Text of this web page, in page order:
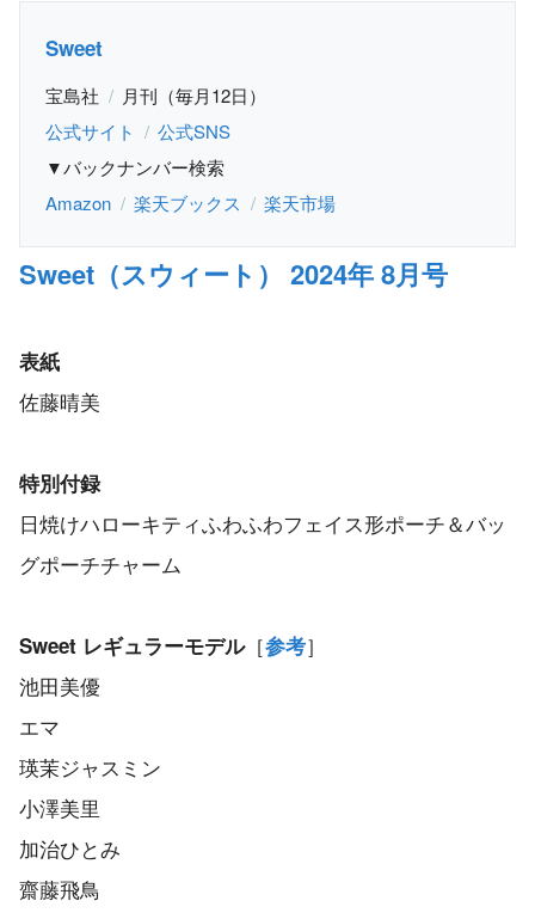
Sweet
宝島社
月刊（毎月12日）
公式サイト
公式SNS
▼バックナンバー検索
Amazon
楽天ブックス 楽天市場
Sweet（スウィート） 2024年 8月号
表紙
佐藤晴美
特別付録
日焼けハローキティふわふわフェイス形ポーチ＆バッ
グポーチチャーム
Sweet レギュラーモデル［参考］
池田美優
エマ
瑛茉ジャスミン
小澤美里
加治ひとみ
齋藤飛鳥